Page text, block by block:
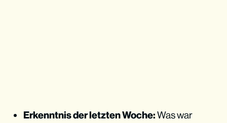
Erkenntnis der letzten Woche:Was war